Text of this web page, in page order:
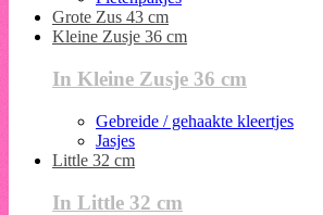
Grote Zus 43 cm
Kleine Zusje 36 cm
In Kleine Zusje 36 cm
Gebreide / gehaakte kleertjes
Jasjes
Little 32 cm
In Little 32 cm